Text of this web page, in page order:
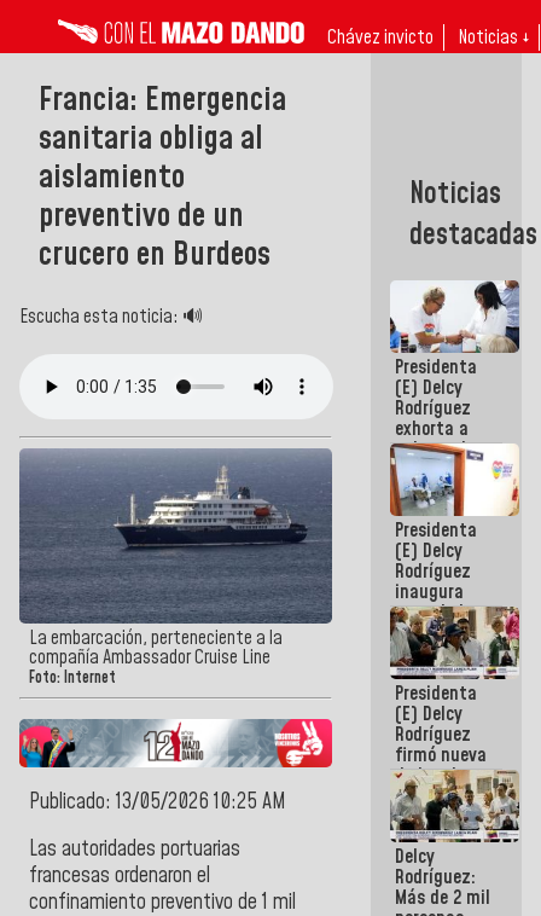
Chávez invicto Noticias ↓
Francia: Emergencia
sanitaria obliga al
aislamiento
preventivo de un
crucero en Burdeos
Escucha esta noticia: 🔊
La embarcación, perteneciente a la
compañía Ambassador Cruise Line
Foto: Internet
Publicado: 13/05/2026 10:25 AM
Las autoridades portuarias
francesas ordenaron el
confinamiento preventivo de 1 mil
Noticias
destacadas
Presidenta
(E) Delcy
Rodríguez
exhorta a
gobernadores
y alcaldes a
edificar
casas para
abuelos
Presidenta
(E) Delcy
Rodríguez
inaugura
casa de los
Abuelos
Primavera
en Caracas
Presidenta
(E) Delcy
Rodríguez
firmó nueva
de Ley de
Arrendamiento
aprobada
por la AN
Delcy
Rodríguez:
Más de 2 mil